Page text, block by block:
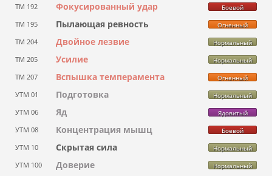
ТМ 192 Фокусированный удар Боевой
ТМ 195 Пылающая ревность Огненный
ТМ 204 Двойное лезвие Нормальный
ТМ 205 Усилие Нормальный
ТМ 207 Вспышка темперамента Огненный
УТМ 01 Подготовка Нормальный
УТМ 06 Яд Ядовитый
УТМ 08 Концентрация мышц Боевой
УТМ 10 Скрытая сила Нормальный
УТМ 100 Доверие Нормальный